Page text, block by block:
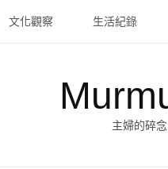
文化觀察 生活紀錄
主婦的碎